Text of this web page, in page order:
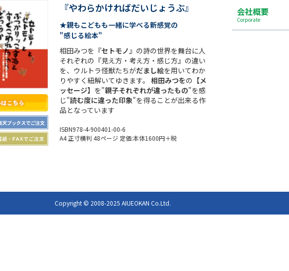
『やわらかければだいじょうぶ』
★親もこどもも一緒に学べる新感覚の
"感じる絵本"
相田みつを『セトモノ 』の詩の世界を舞台に人
それぞれの『見え方・考え方・感じ方』の違い
を、ウルトラ怪獣たちがだまし絵を用いてわか
りやすく紐解いてゆきます。 相田みつをの 【メ
ッセージ】 を"親子それぞれが違ったもの"を感
じ"読む度に違った印象"を得ることが出来る作
品となっています
ISBN978-4-900401-00-6
A4 正寸横判 48ページ 定価:本体1600円＋税
会社概要
Corporate
Copyright ©︎ 2008-2025 AIUEOKAN Co.Ltd.